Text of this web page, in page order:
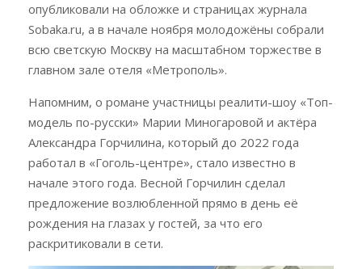
опубликовали на обложке и страницах журнала
Sobaka.ru, а в начале ноября молодожёны собрали
всю светскую Москву на масштабном торжестве в
главном зале отеля «Метрополь».
Напомним, о романе участницы реалити-шоу «Топ-
модель по-русски» Марии Миногаровой и актёра
Александра Горчилина, который до 2022 года
работал в «Гоголь-центре», стало известно в
начале этого года. Весной Горчилин сделал
предложение возлюбленной прямо в день её
рождения на глазах у гостей, за что его
раскритиковали в сети.